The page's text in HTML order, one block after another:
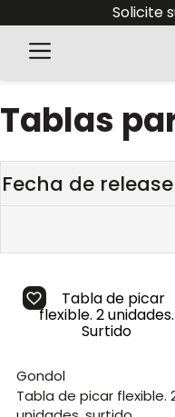
Solicite
Tablas
Fecha de release
gondol
tabla de picar flexible. 2